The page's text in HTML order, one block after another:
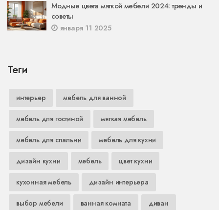
Модные цвета мягкой мебели 2024: тренды и
советы
января 11 2025
Теги
интерьер мебель для ванной
мебель для гостиной мягкая мебель
мебель для спальни мебель для кухни
дизайн кухни мебель цвет кухни
кухонная мебель дизайн интерьера
выбор мебели ванная комната диван